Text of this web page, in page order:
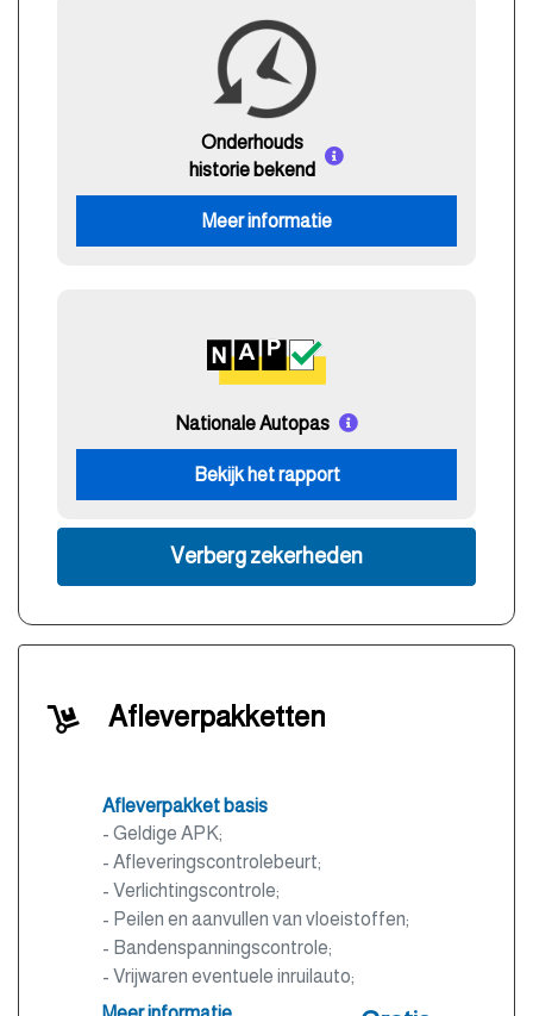
Onderhouds
historie bekend
Meer informatie
Nationale Autopas
Bekijk het rapport
Verberg zekerheden
Afleverpakketten
Afleverpakket basis
- Geldige APK;
- Afleveringscontrolebeurt;
- Verlichtingscontrole;
- Peilen en aanvullen van vloeistoffen;
- Bandenspanningscontrole;
- Vrijwaren eventuele inruilauto;
- Auto is of wordt gepoetst.